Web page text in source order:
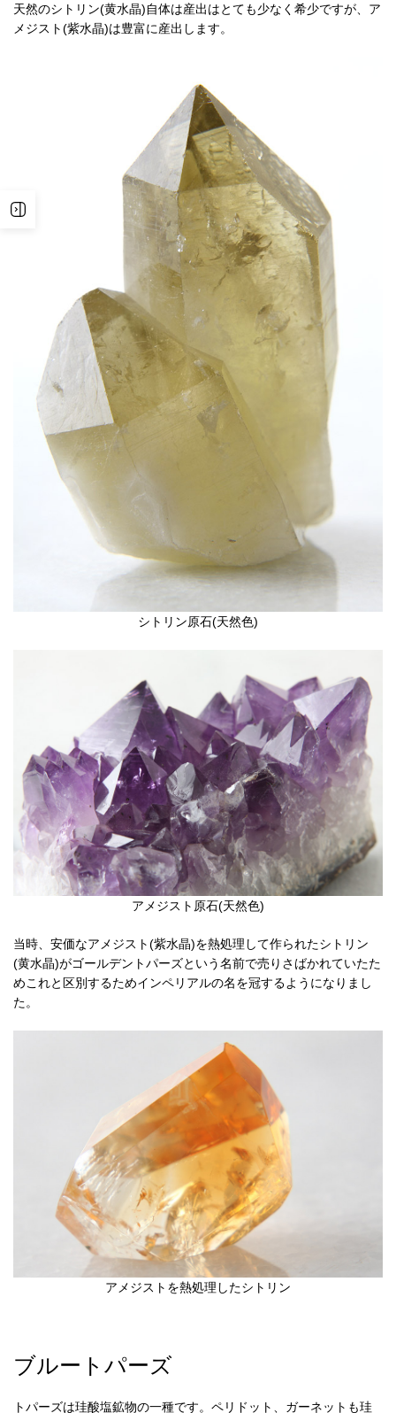
天然のシトリン(黄水晶)自体は産出はとても少なく希少ですが、ア
メジスト(紫水晶)は豊富に産出します。
シトリン原石(天然色)
アメジスト原石(天然色)
当時、安価なアメジスト(紫水晶)を熱処理して作られたシトリン
(黄水晶)がゴールデントパーズという名前で売りさばかれていたた
めこれと区別するためインペリアルの名を冠するようになりまし
た。
アメジストを熱処理したシトリン
ブルートパーズ
トパーズは珪酸塩鉱物の一種です。ペリドット、ガーネットも珪